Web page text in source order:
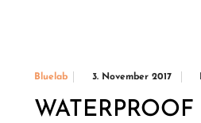
Bluelab 3. November 2017
WATERPROOF